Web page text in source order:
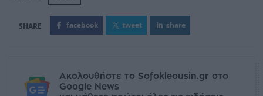
facebook tweet share
Ακολουθήστε το Sofokleousin.gr στο
Google News